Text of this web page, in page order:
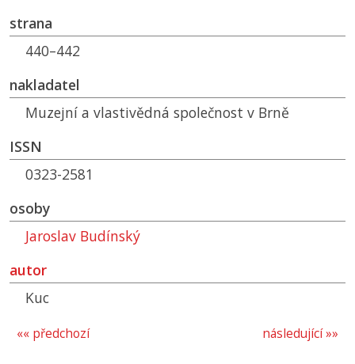
strana
440–442
nakladatel
Muzejní a vlastivědná společnost v Brně
ISSN
0323-2581
osoby
Jaroslav Budínský
autor
Kuc
následující »»
«« předchozí